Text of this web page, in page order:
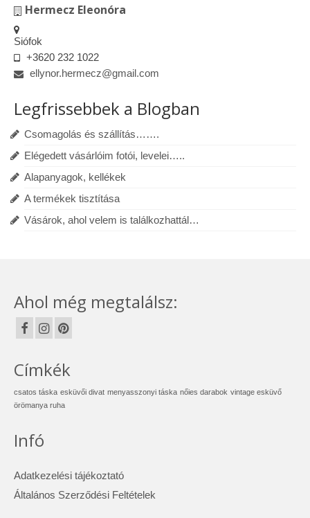
Hermecz Eleonóra
Siófok
+3620 232 1022
ellynor.hermecz@gmail.com
Legfrissebbek a Blogban
Csomagolás és szállítás…….
Elégedett vásárlóim fotói, levelei…..
Alapanyagok, kellékek
A termékek tisztítása
Vásárok, ahol velem is találkozhattál…
Ahol még megtalálsz:
Címkék
csatos táska esküvői divat menyasszonyi táska nőies darabok vintage esküvő
örömanya ruha
Infó
Adatkezelési tájékoztató
Általános Szerződési Feltételek